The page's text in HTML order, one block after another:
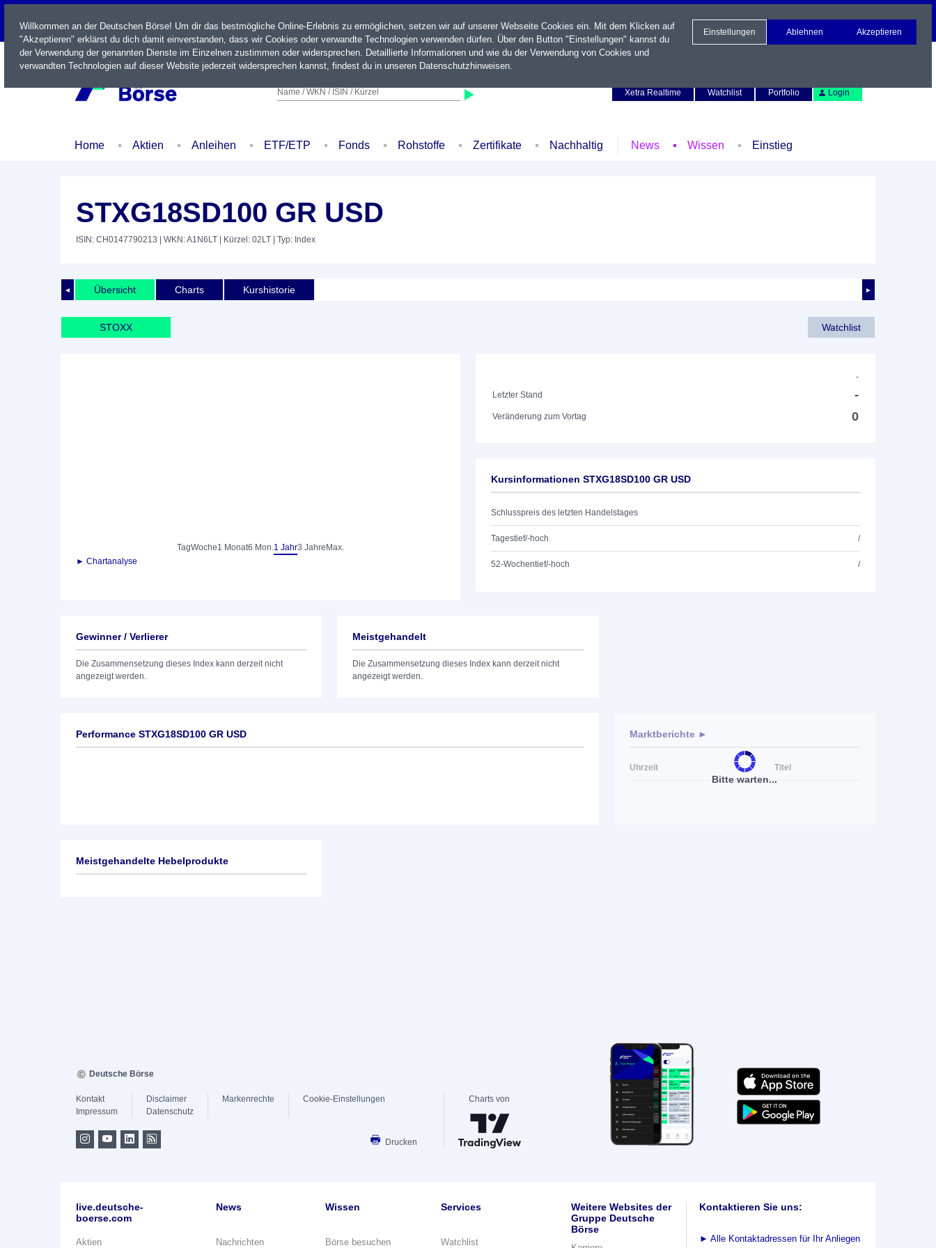
LIVE
Name / WKN / ISIN / Kürzel
Xetra Realtime
Watchlist Portfolio Login
Home Aktien Anleihen ETF/ETP Fonds Rohstoffe Zertifikate Nachhaltig News Wissen Einstieg
STXG18SD100 GR USD
ISIN: CH0147790213 | WKN: A1N6LT | Kürzel: 02LT | Typ: Index
◄ ►
Übersicht Charts Kurshistorie
STOXX Watchlist
TagWoche1 Monat6 Mon.1 Jahr3 Jahre Max.
► Chartanalyse
-
Letzter Stand
-
Veränderung zum Vortag 0
Kursinformationen STXG18SD100 GR USD
Schlusspreis des letzten Handelstages
Tagestief/-hoch /
52-Wochentief/-hoch /
Gewinner / Verlierer
Die Zusammensetzung dieses Index kann derzeit nicht
angezeigt werden.
Meistgehandelt
Die Zusammensetzung dieses Index kann derzeit nicht
angezeigt werden.
Performance STXG18SD100 GR USD
Bitte warten...
Marktberichte ►
Uhrzeit Titel
Meistgehandelte Hebelprodukte
Willkommen an der Deutschen Börse! Um dir das bestmögliche Online-Erlebnis zu ermöglichen, setzen wir auf unserer Webseite Cookies ein. Mit dem Klicken auf
"Akzeptieren" erklärst du dich damit einverstanden, dass wir Cookies oder verwandte Technologien verwenden dürfen. Über den Button "Einstellungen" kannst du
der Verwendung der genannten Dienste im Einzelnen zustimmen oder widersprechen. Detaillierte Informationen und wie du der Verwendung von Cookies und
verwandten Technologien auf dieser Website jederzeit widersprechen kannst, findest du in unseren Datenschutzhinweisen.
Einstellungen Ablehnen Akzeptieren
Deutsche Börse
Kontakt
Impressum
Disclaimer
Datenschutz
Markenrechte Cookie-Einstellungen
Drucken
Charts von
live.deutsche-
boerse.com
Aktien
News
Nachrichten
Wissen
Börse besuchen
Services
Watchlist
Weitere Websites der
Gruppe Deutsche
Börse
Kontaktieren Sie uns:
► Alle Kontaktadressen für Ihr Anliegen